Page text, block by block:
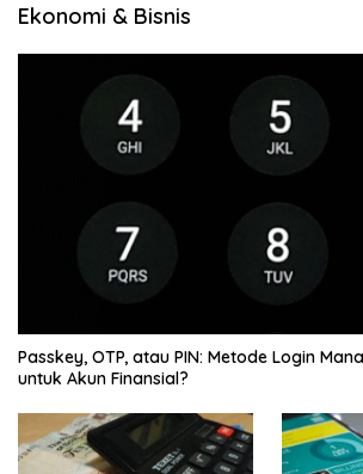
Ekonomi & Bisnis
Passkey, OTP, atau PIN: Metode Login
untuk Akun Finansial?